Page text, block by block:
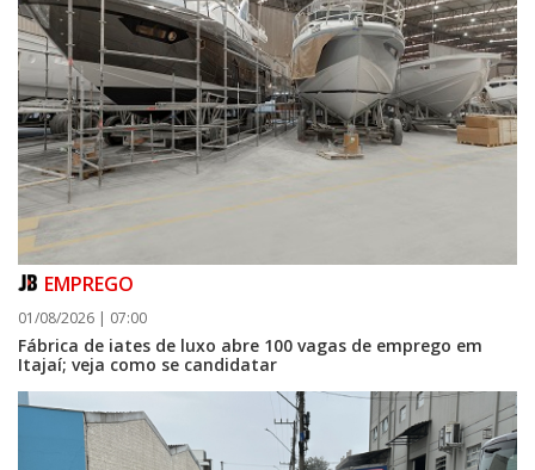
EMPREGO
01/08/2026 | 07:00
Fábrica de iates de luxo abre 100 vagas de emprego em
Itajaí; veja como se candidatar